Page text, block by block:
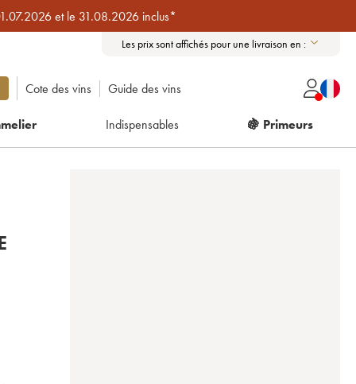
et le 31.08.2026 inclus*
Les prix sont affichés pour une livraison en :
Cote des vins Guide des vins
Indispensables 🍇 Primeurs